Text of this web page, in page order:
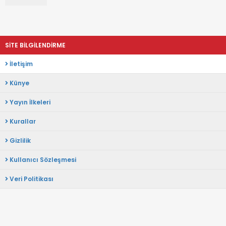
SİTE BİLGİLENDİRME
İletişim
Künye
Yayın İlkeleri
Kurallar
Gizlilik
Kullanıcı Sözleşmesi
Veri Politikası